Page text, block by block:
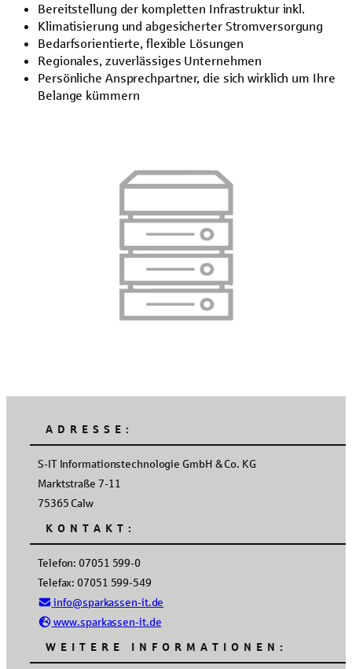
Bereitstellung der kompletten Infrastruktur inkl.
Klimatisierung und abgesicherter Stromversorgung
Bedarfsorientierte, flexible Lösungen
Regionales, zuverlässiges Unternehmen
Persönliche Ansprechpartner, die sich wirklich um Ihre
Belange kümmern
ADRESSE:
S-IT Informationstechnologie GmbH & Co. KG
Marktstraße 7-11
75365 Calw
KONTAKT:
Telefon: 07051 599-0
Telefax: 07051 599-549
info@sparkassen-it.de
www.sparkassen-it.de
WEITERE INFORMATIONEN: